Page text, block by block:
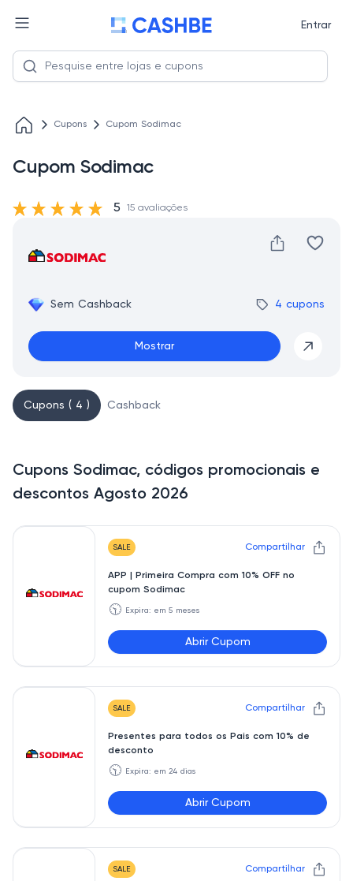
Entrar
Cupons Cupom Sodimac
Cupom Sodimac
Sem Cashback 4 cupons
Mostrar
5 15 avaliações
Cupons ( 4 ) Cashback
Cupons Sodimac, códigos promocionais e
descontos Agosto 2026
SALE Compartilhar
APP | Primeira Compra com 10% OFF no
cupom Sodimac
🕥 Expira: em 5 meses
Abrir Cupom
PRIMEIRAAPP
SALE Compartilhar
Presentes para todos os Pais com 10% de
desconto
🕥 Expira: em 24 dias
Abrir Cupom
PAI10
SALE Compartilhar